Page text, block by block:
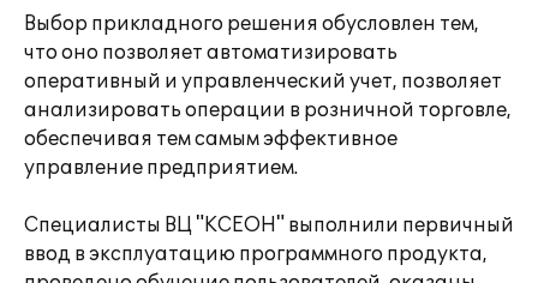
Выбор прикладного решения обусловлен тем,
что оно позволяет автоматизировать
оперативный и управленческий учет, позволяет
анализировать операции в розничной торговле,
обеспечивая тем самым эффективное
управление предприятием.
Специалисты ВЦ "КСЕОН" выполнили первичный
ввод в эксплуатацию программного продукта,